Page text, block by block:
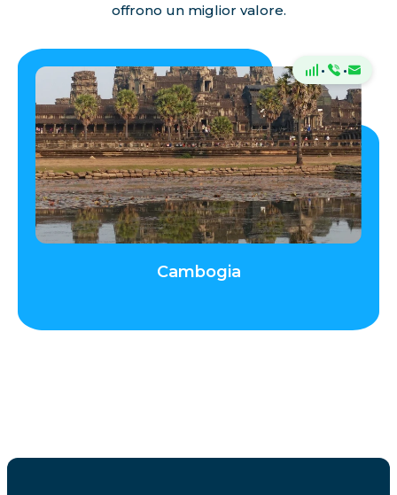
offrono un miglior valore.
· ·
Cambogia